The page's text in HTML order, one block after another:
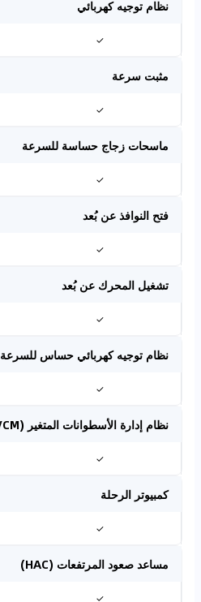
نظام توجيه كهربائي
✓
مثبت سرعة
✓
ماسحات زجاج حساسة للسرعة
✓
فتح النوافذ عن بُعد
✓
تشغيل المحرك عن بُعد
✓
نظام توجيه كهربائي حساس للسرعة
✓
نظام إدارة الأسطوانات المتغير (VCM)
✓
كمبيوتر الرحلة
✓
مساعد صعود المرتفعات (HAC)
✓